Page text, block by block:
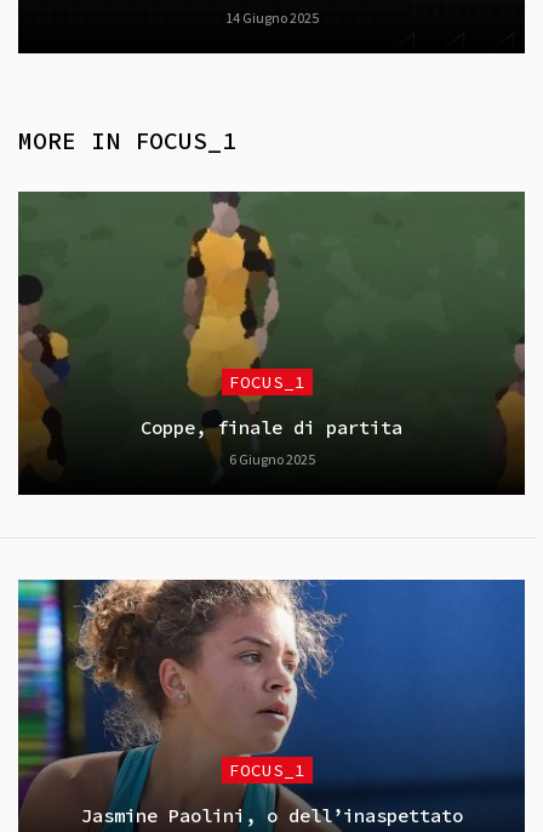
14 Giugno 2025
MORE IN FOCUS_1
FOCUS_1
Coppe, finale di partita
6 Giugno 2025
FOCUS_1
Jasmine Paolini, o dell’inaspettato